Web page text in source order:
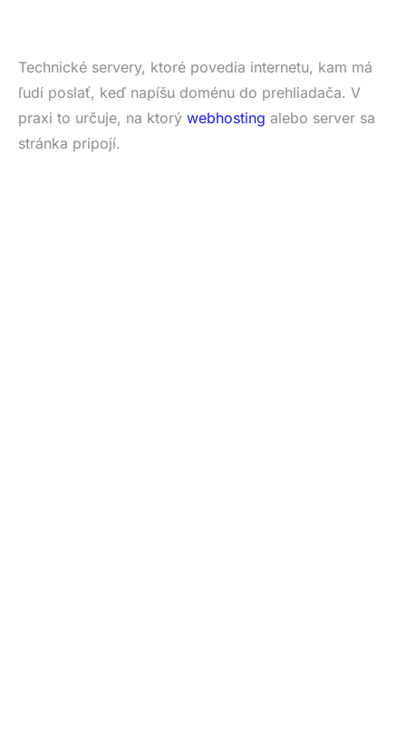
Technické servery, ktoré povedia internetu, kam má
ľudí poslať, keď napíšu doménu do prehliadača. V
praxi to určuje, na ktorý webhosting alebo server sa
stránka pripojí.